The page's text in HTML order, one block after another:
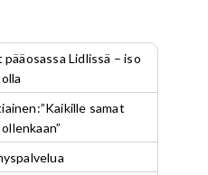
Lidlissä – iso
samat